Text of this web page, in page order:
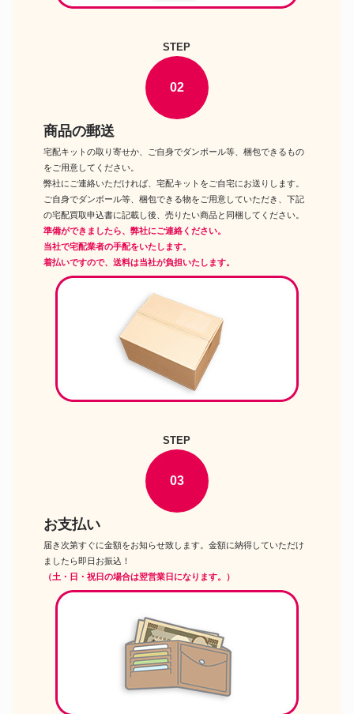
クシー航海士 ヘッド&衣装セッ
トドールアクセサリー
オビツ製作所 山本珠千花 夏服
尾櫃制服計画 1/6 オビツドール
シリーズ ドール
DOLK PEPE ホワイトスキン
タカラトミー ウェンディウィー
クエンダー ネオブライス ブライ
MEZCO TOYZカドルス with サ
レザレクション サンディエゴ コ
ミコン SDCC2017 限定 ドール
リトルファクトリー No.04182
18ジェニー ジェニー
MADEMOISELLE-マドモアゼル-
セキグチ アズライト ワークスタ
イル ユノアクルス ライト ソフ
ビ&ABS製ドール
STEP
02
商品の郵送
宅配キットの取り寄せか、ご自身でダンボール等、梱包できるもの
をご用意してください。
弊社にご連絡いただければ、宅配キットをご自宅にお送りします。
ご自身でダンボール等、梱包できる物をご用意していただき、下記
の宅配買取申込書に記載し後、売りたい商品と同梱してください。
準備ができましたら、弊社にご連絡ください。
当社で宅配業者の手配をいたします。
着払いですので、送料は当社が負担いたします。
STEP
03
お支払い
届き次第すぐに金額をお知らせ致します。金額に納得していただけ
ましたら即日お振込！
（土・日・祝日の場合は翌営業日になります。）